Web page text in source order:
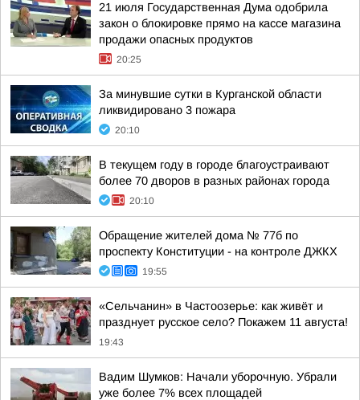
21 июля Государственная Дума одобрила
закон о блокировке прямо на кассе магазина
продажи опасных продуктов
20:25
За минувшие сутки в Курганской области
ликвидировано 3 пожара
20:10
В текущем году в городе благоустраивают
более 70 дворов в разных районах города
20:10
Обращение жителей дома № 77б по
проспекту Конституции - на контроле ДЖКХ
19:55
«Сельчанин» в Частоозерье: как живёт и
празднует русское село? Покажем 11 августа!
19:43
Вадим Шумков: Начали уборочную. Убрали
уже более 7% всех площадей